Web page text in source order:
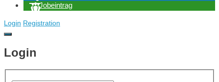
Jobeintrag
Login Registration
Login